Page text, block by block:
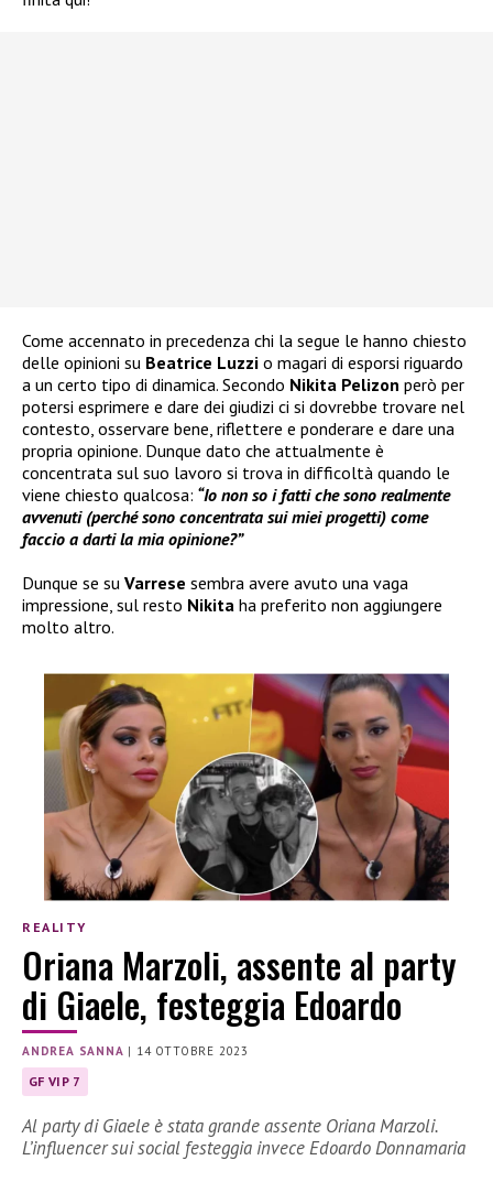
Come accennato in precedenza chi la segue le hanno chiesto
delle opinioni su Beatrice Luzzi o magari di esporsi riguardo
a un certo tipo di dinamica. Secondo Nikita Pelizon però per
potersi esprimere e dare dei giudizi ci si dovrebbe trovare nel
contesto, osservare bene, riflettere e ponderare e dare una
propria opinione. Dunque dato che attualmente è
concentrata sul suo lavoro si trova in difficoltà quando le
viene chiesto qualcosa: “Io non so i fatti che sono realmente
avvenuti (perché sono concentrata sui miei progetti) come
faccio a darti la mia opinione?”
Dunque se su Varrese sembra avere avuto una vaga
impressione, sul resto Nikita ha preferito non aggiungere
molto altro.
REALITY
Oriana Marzoli, assente al party
di Giaele, festeggia Edoardo
ANDREA SANNA | 14 OTTOBRE 2023
GF VIP 7
Al party di Giaele è stata grande assente Oriana Marzoli.
L’influencer sui social festeggia invece Edoardo Donnamaria